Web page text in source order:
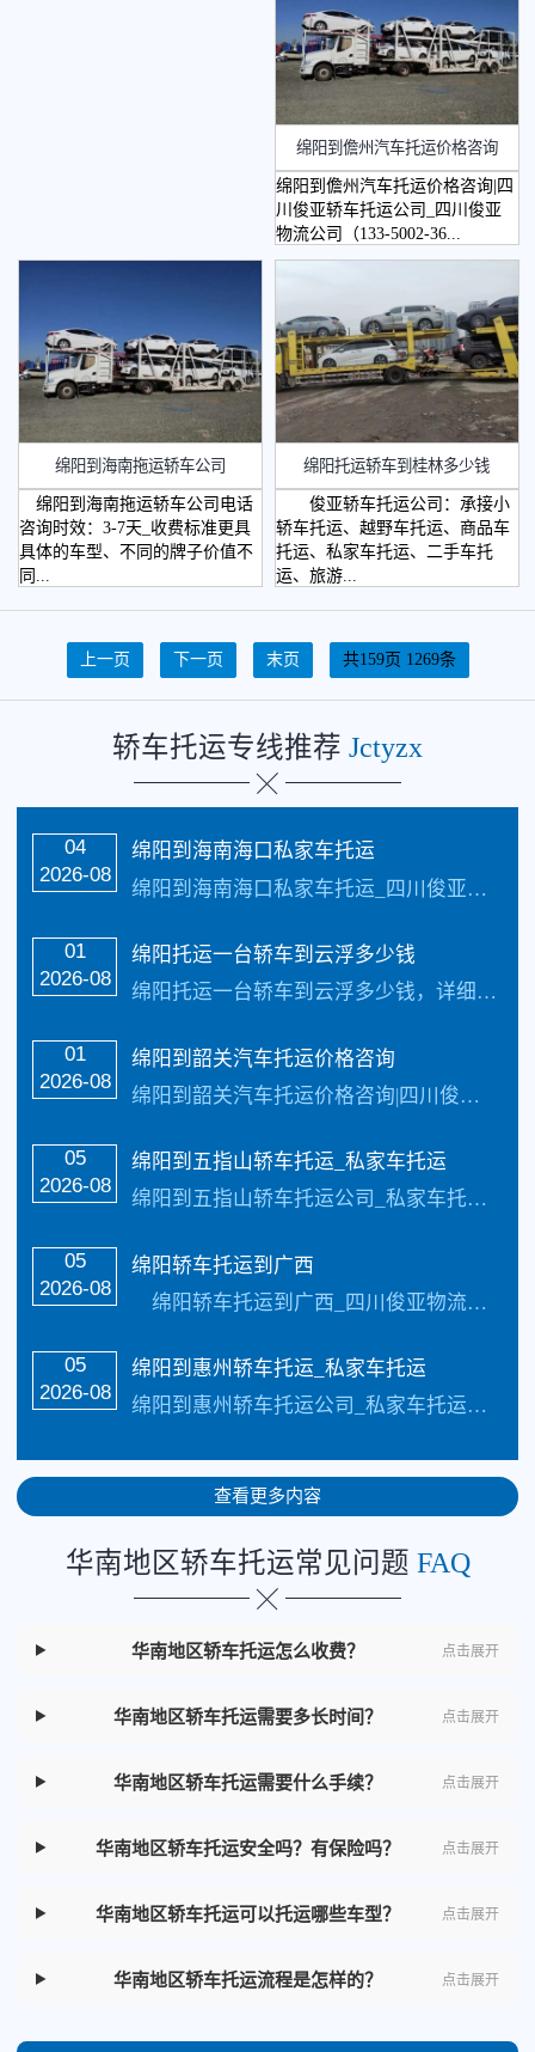
绵阳到儋州汽车托运价格咨询
绵阳到儋州汽车托运价格咨询|四
川俊亚轿车托运公司_四川俊亚
物流公司（133-5002-36...
绵阳到海南拖运轿车公司
绵阳到海南拖运轿车公司电话
咨询时效：3-7天_收费标准更具
具体的车型、不同的牌子价值不
同...
绵阳托运轿车到桂林多少钱
俊亚轿车托运公司：承接小
轿车托运、越野车托运、商品车
托运、私家车托运、二手车托
运、旅游...
上一页 下一页 末页 共159页 1269条
轿车托运专线推荐 Jctyzx
04
2026-08
绵阳到海南海口私家车托运
绵阳到海南海口私家车托运_四川俊亚轿车公司每天发车【承接业务】：私家车托运、轿车托运、小轿车托运、越野车托运、商务车托运、商品车、试驾活动车，巡展车托运.市区可…
01
2026-08
绵阳托运一台轿车到云浮多少钱
绵阳托运一台轿车到云浮多少钱，详细请进行电话咨询，俊亚轿车托运【承接业务】：私家车托运、轿车托运、小轿车托运、越野车托运、商务车托运、商品车、试驾活动车，巡展车…
01
2026-08
绵阳到韶关汽车托运价格咨询
绵阳到韶关汽车托运价格咨询|四川俊亚轿车托运公司_四川俊亚物流公司（133-5002-3601）每天发车【承接业务】：私家车托运、轿车托运、小轿车托运、越野…
05
2026-08
绵阳到五指山轿车托运_私家车托运
绵阳到五指山轿车托运公司_私家车托运每天发车_俊亚托运公司【承接业务】：私家车托运、轿车托运、小轿车托运、越野车托运、商务车托运、商品车、试驾活动车，巡展车托…
05
2026-08
绵阳轿车托运到广西
绵阳轿车托运到广西_四川俊亚物流公司（133-5002-3601）每天发车【承接业务】：私家车托运、轿车托运、小轿车托运、越野车托运、商务车托运、商品车、试…
05
2026-08
绵阳到惠州轿车托运_私家车托运
绵阳到惠州轿车托运公司_私家车托运每天发车_俊亚托运公司【承接业务】：私家车托运、轿车托运、小轿车托运、越野车托运、商务车托运、商品车、试驾活动车，巡展车托…
查看更多内容
华南地区轿车托运常见问题 FAQ
华南地区轿车托运怎么收费？ 点击展开
华南地区轿车托运需要多长时间？ 点击展开
华南地区轿车托运需要什么手续？ 点击展开
华南地区轿车托运安全吗？有保险吗？ 点击展开
华南地区轿车托运可以托运哪些车型？ 点击展开
华南地区轿车托运流程是怎样的？ 点击展开